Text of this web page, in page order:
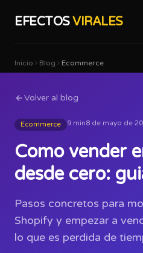
EFECTOSVIRALES
Inicio Blog Ecommerce
Volver al blog
Ecommerce 9 min8 de mayo de
Como vender
desde cero:
Pasos concretos para
Shopify y empezar a
lo que es perdida de